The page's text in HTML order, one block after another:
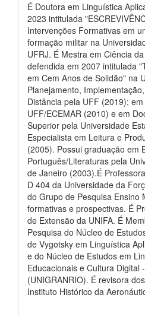
É Doutora em Linguística
2023 intitulada
Intervenções Formativas em
formação militar na
UFRJ. É Mestra em Ciência
defendida em 2007 intitulada
em Cem Anos de Solidão" na
Planejamento,
Distância pela UFF (2019);
UFF/ECEMAR (2010) e em
Superior pela Universidade
Especialista em Leitura e
(2005). Possui graduação em
Português/Literaturas pela
de Janeiro (2003).É
D 404 da Universidade da
do Grupo de Pesquisa Ensino
formativas e prospectivas. É
de Extensão da UNIFA. É
Pesquisa do Núcleo de
de Vygotsky em Linguística
e do Núcleo de Estudos em
Educacionais e Cultura Digital
(UNIGRANRIO). É revisora
Instituto Histórico da